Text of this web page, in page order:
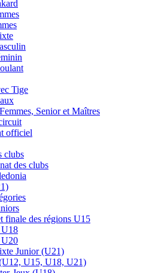
Tige
Senior et Maîtres
officiel
clubs
des clubs
finale des régions U15
Junior (U21)
U15, U18, U21)